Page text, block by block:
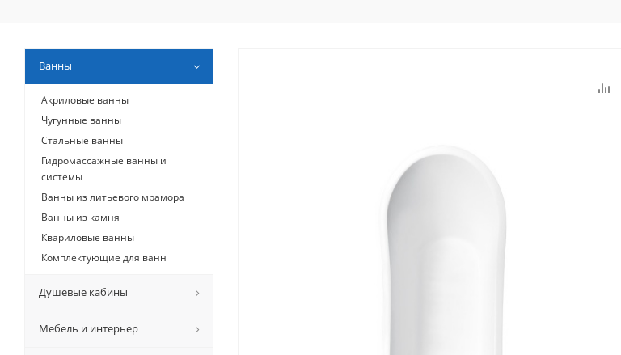
Ванны
Акриловые ванны
Чугунные ванны
Стальные ванны
Гидромассажные ванны и
системы
Ванны из литьевого мрамора
Ванны из камня
Квариловые ванны
Комплектующие для ванн
Душевые кабины
Мебель и интерьер